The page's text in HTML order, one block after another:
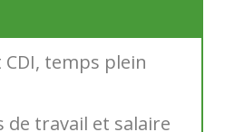
temps plein
de travail et salaire